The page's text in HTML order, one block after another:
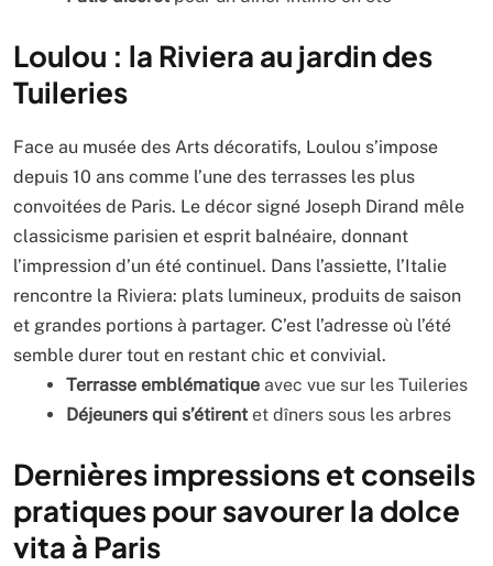
Loulou : la Riviera au jardin des
Tuileries
Face au musée des Arts décoratifs, Loulou s’impose
depuis 10 ans comme l’une des terrasses les plus
convoitées de Paris. Le décor signé Joseph Dirand mêle
classicisme parisien et esprit balnéaire, donnant
l’impression d’un été continuel. Dans l’assiette, l’Italie
rencontre la Riviera: plats lumineux, produits de saison
et grandes portions à partager. C’est l’adresse où l’été
semble durer tout en restant chic et convivial.
Terrasse emblématique avec vue sur les Tuileries
Déjeuners qui s’étirent et dîners sous les arbres
Dernières impressions et conseils
pratiques pour savourer la dolce
vita à Paris